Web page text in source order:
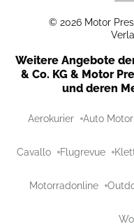
© 2026 Motor
Weitere Angebote
& Co. KG & Motor
und deren
Aerokurier Auto
Cavallo Flugrevue
Motorradonline